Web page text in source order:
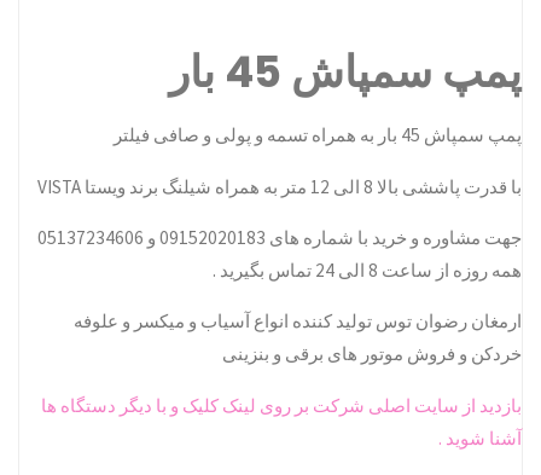
پمپ سمپاش 45 بار
پمپ سمپاش 45 بار به همراه تسمه و پولی و صافی فیلتر
با قدرت پاششی بالا 8 الی 12 متر به همراه شیلنگ برند ویستا VISTA
جهت مشاوره و خرید با شماره های 09152020183 و 05137234606
همه روزه از ساعت 8 الی 24 تماس بگیرید .
ارمغان رضوان توس تولید کننده انواع آسیاب و میکسر و علوفه
خردکن و فروش موتور های برقی و بنزینی
بازدید از سایت اصلی شرکت بر روی لینک کلیک و با دیگر دستگاه ها
آشنا شوید .